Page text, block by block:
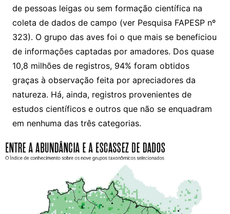
de pessoas leigas ou sem formação científica na
coleta de dados de campo (ver Pesquisa FAPESP nº
323). O grupo das aves foi o que mais se beneficiou
de informações captadas por amadores. Dos quase
10,8 milhões de registros, 94% foram obtidos
graças à observação feita por apreciadores da
natureza. Há, ainda, registros provenientes de
estudos científicos e outros que não se enquadram
em nenhuma das três categorias.